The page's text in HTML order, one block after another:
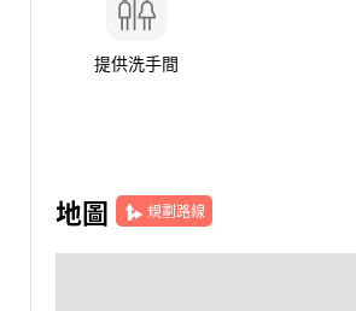
提供洗手間
地圖 規劃路線